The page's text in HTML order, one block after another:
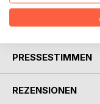
AUTOR/IN
PRESSESTIMMEN
REZENSIONEN